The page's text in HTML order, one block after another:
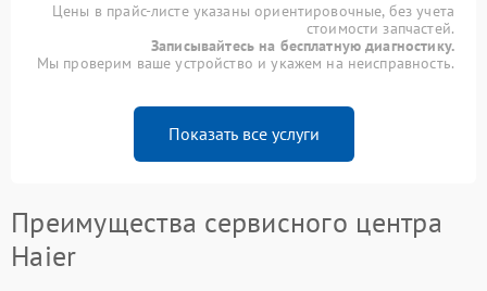
Цены в прайс-листе указаны ориентировочные, без учета
стоимости запчастей.
Записывайтесь на бесплатную диагностику.
Мы проверим ваше устройство и укажем на неисправность.
Показать все услуги
Преимущества сервисного центра
Haier